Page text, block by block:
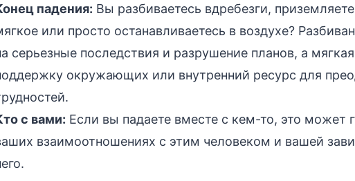
падения: Вы разбиваетесь вдребезги,
или просто останавливаетесь в воздухе?
серьезные последствия и разрушение планов, а
окружающих или внутренний ресурс для
с вами: Если вы падаете вместе с кем-то, это может
взаимоотношениях с этим человеком и вашей